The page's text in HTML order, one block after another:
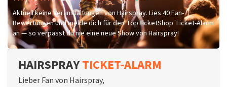
Aktuell keine Veranstaltungen von Hairspray. Lies 40 Fan-
Bewertungen und melde dich für den TopTicketShop Ticket-Alarm
an — so verpasst du nie eine neue Show von Hairspray!
HAIRSPRAYTICKET-ALARM
Lieber Fan von Hairspray,